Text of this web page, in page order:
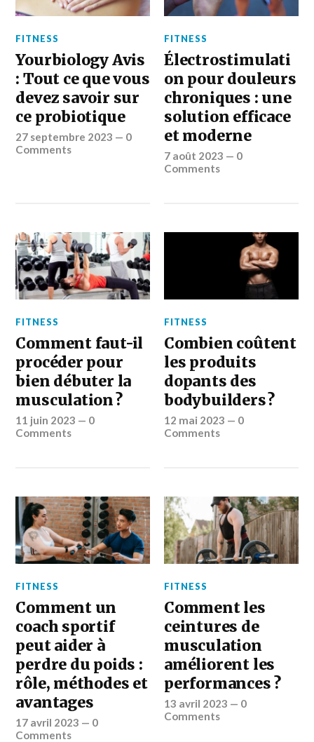
FITNESS
Yourbiology Avis
: Tout ce que vous
devez savoir sur
ce probiotique
27 septembre 2023 — 0
Comments
FITNESS
Électrostimulati
on pour douleurs
chroniques : une
solution efficace
et moderne
7 août 2023 — 0
Comments
FITNESS
Comment faut-il
procéder pour
bien débuter la
musculation ?
11 juin 2023 — 0
Comments
FITNESS
Combien coûtent
les produits
dopants des
bodybuilders ?
12 mai 2023 — 0
Comments
FITNESS
Comment un
coach sportif
peut aider à
perdre du poids :
rôle, méthodes et
avantages
17 avril 2023 — 0
Comments
FITNESS
Comment les
ceintures de
musculation
améliorent les
performances ?
13 avril 2023 — 0
Comments